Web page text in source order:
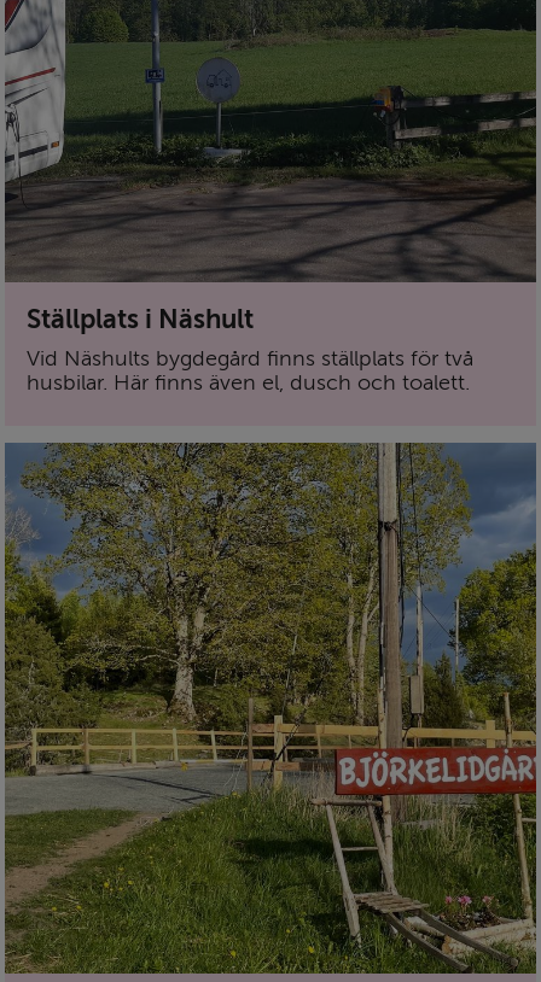
Ställplats i Näshult
Vid Näshults bygdegård finns ställplats för två
husbilar. Här finns även el, dusch och toalett.